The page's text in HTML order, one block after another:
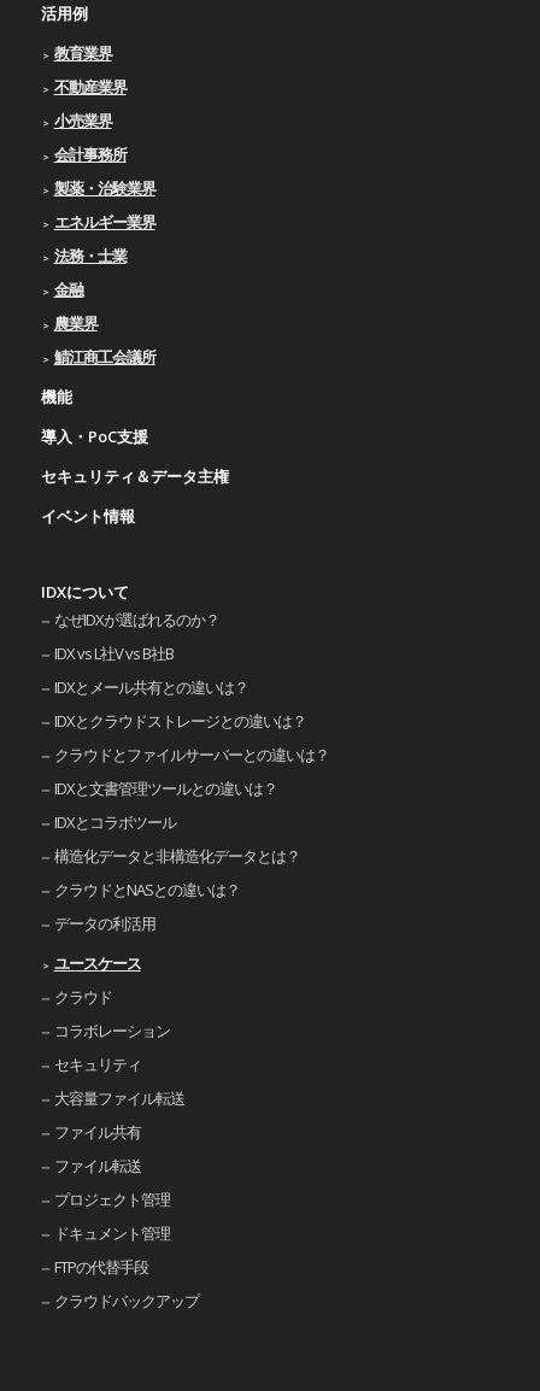
活用例
教育業界
不動産業界
小売業界
会計事務所
製薬・治験業界
エネルギー業界
法務・士業
金融
農業界
鯖江商工会議所
機能
導入・PoC支援
セキュリティ＆データ主権
イベント情報
IDXについて
なぜIDXが選ばれるのか？
IDX vs L社V vs B社B
IDXとメール共有との違いは？
IDXとクラウドストレージとの違いは？
クラウドとファイルサーバーとの違いは？
IDXと文書管理ツールとの違いは？
IDXとコラボツール
構造化データと非構造化データとは？
クラウドとNASとの違いは？
データの利活用
ユースケース
クラウド
コラボレーション
セキュリティ
大容量ファイル転送
ファイル共有
ファイル転送
プロジェクト管理
ドキュメント管理
FTPの代替手段
クラウドバックアップ